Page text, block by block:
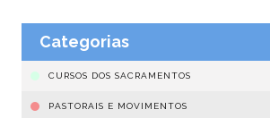
Categorias
CURSOS DOS SACRAMENTOS
PASTORAIS E MOVIMENTOS